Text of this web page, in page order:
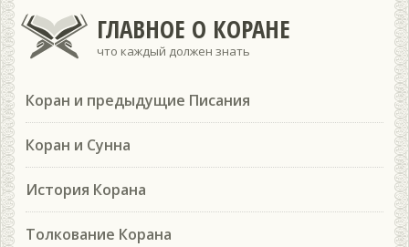
ГЛАВНОЕ О КОРАНЕ
что каждый должен знать
Коран и предыдущие Писания
Коран и Сунна
История Корана
Толкование Корана